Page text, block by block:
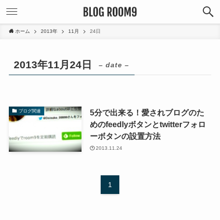
ホーム 2013年 11月 24日
2013年11月24日 – date –
ブログ関連
5分で出来る！愛されブログのた
めのfeedlyボタンとtwitterフォロ
ーボタンの設置方法
2013.11.24
1